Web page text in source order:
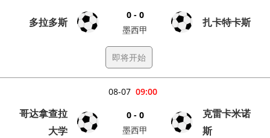
多拉多斯
0 - 0
墨西甲
扎卡特卡斯
即将开始
09:00
08-07
哥达拿查拉
大学
0 - 0
墨西甲
克雷卡米诺
斯